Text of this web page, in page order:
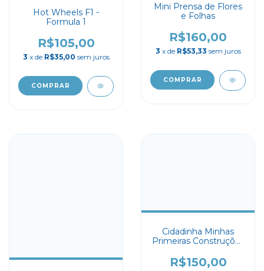
Hot Wheels F1 -
Formula 1
R$105,00
3 x de R$35,00 sem juros
Mini Prensa de Flores
e Folhas
R$160,00
3 x de R$53,33 sem juros
Cidadinha Minhas
Primeiras Construções
R$150,00